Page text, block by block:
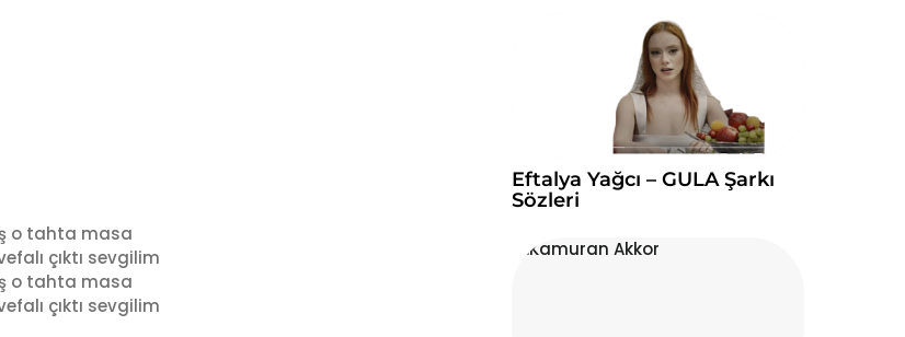
o tahta masa
çıktı sevgilim
o tahta masa
çıktı sevgilim
Eftalya Yağcı – GULA Şarkı
Sözleri